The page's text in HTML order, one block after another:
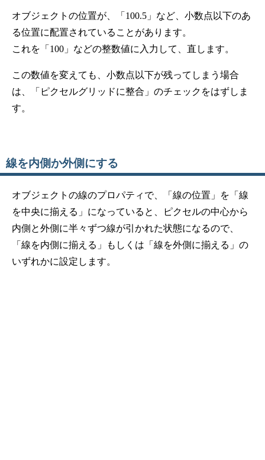
オブジェクトの位置が、「100.5」など、小数点以下のあ
る位置に配置されていることがあります。
これを「100」などの整数値に入力して、直します。
この数値を変えても、小数点以下が残ってしまう場合
は、「ピクセルグリッドに整合」のチェックをはずしま
す。
線を内側か外側にする
オブジェクトの線のプロパティで、「線の位置」を「線
を中央に揃える」になっていると、ピクセルの中心から
内側と外側に半々ずつ線が引かれた状態になるので、
「線を内側に揃える」もしくは「線を外側に揃える」の
いずれかに設定します。